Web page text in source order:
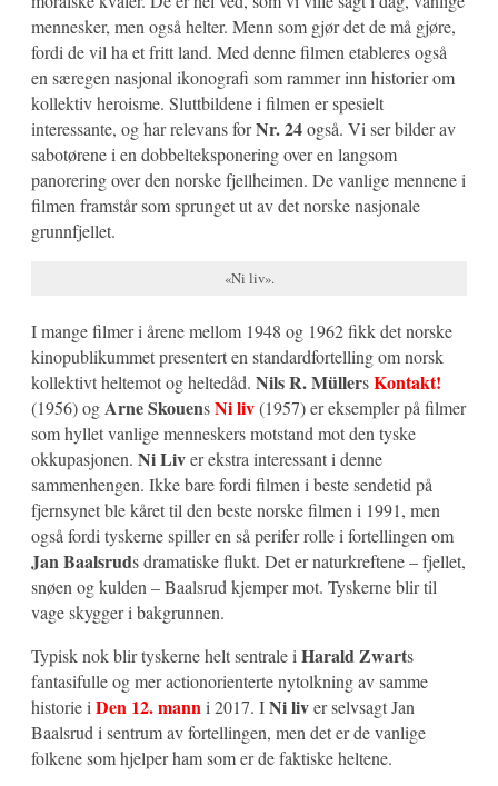
mennesker, men også helter. Menn som gjør det de må gjøre,
fordi de vil ha et fritt land. Med denne filmen etableres også
en særegen nasjonal ikonografi som rammer inn historier om
kollektiv heroisme. Sluttbildene i filmen er spesielt
interessante, og har relevans forNr. 24også. Vi ser bilder av
sabotørene i en dobbelteksponering over en langsom
panorering over den norske fjellheimen. De vanlige mennene i
filmen framstår som sprunget ut av det norske nasjonale
grunnfjellet.
«Ni liv».
I mange filmer i årene mellom 1948 og 1962 fikk det norske
kinopublikummet presentert en standardfortelling om norsk
kollektivt heltemot og heltedåd. Nils R. MüllersKontakt!
(1956) og Arne SkouensNi liv(1957) er eksempler på filmer
som hyllet vanlige menneskers motstand mot den tyske
okkupasjonen. Ni Liver ekstra interessant i denne
sammenhengen. Ikke bare fordi filmen i beste sendetid på
fjernsynet ble kåret til den beste norske filmen i 1991, men
også fordi tyskerne spiller en så perifer rolle i fortellingen om
Jan Baalsruds dramatiske flukt. Det er naturkreftene – fjellet,
snøen og kulden – Baalsrud kjemper mot. Tyskerne blir til
vage skygger i bakgrunnen.
Typisk nok blir tyskerne helt sentrale i Harald Zwarts
fantasifulle og mer actionorienterte nytolkning av samme
historie i Den 12. mann i 2017. INi liver selvsagt Jan
Baalsrud i sentrum av fortellingen, men det er de vanlige
folkene som hjelper ham som er de faktiske heltene.